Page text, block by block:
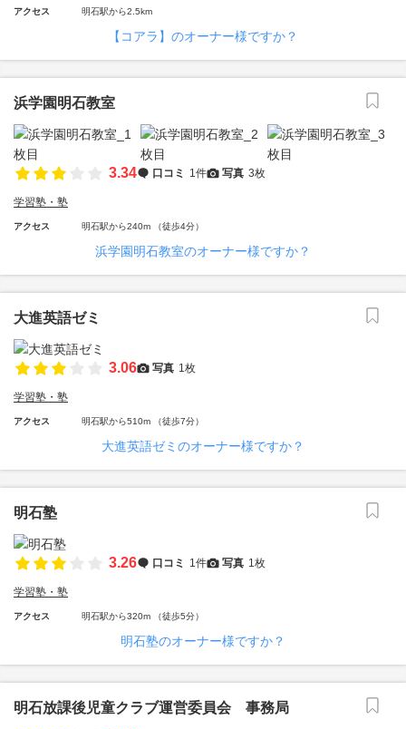
アクセス 明石駅から2.5km
【コアラ】のオーナー様ですか？
浜学園明石教室
3.34 口コミ 1件 写真 3枚
学習塾・塾
アクセス 明石駅から240m （徒歩4分）
浜学園明石教室のオーナー様ですか？
大進英語ゼミ
3.06 写真 1枚
学習塾・塾
アクセス 明石駅から510m （徒歩7分）
大進英語ゼミのオーナー様ですか？
明石塾
3.26 口コミ 1件 写真 1枚
学習塾・塾
アクセス 明石駅から320m （徒歩5分）
明石塾のオーナー様ですか？
明石放課後児童クラブ運営委員会 事務局